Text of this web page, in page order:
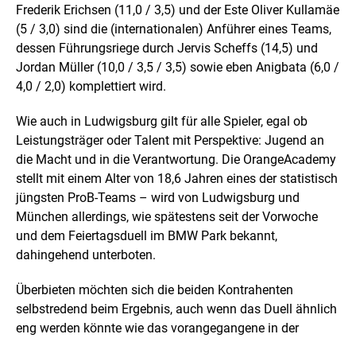
Frederik Erichsen (11,0 / 3,5) und der Este Oliver Kullamäe
(5 / 3,0) sind die (internationalen) Anführer eines Teams,
dessen Führungsriege durch Jervis Scheffs (14,5) und
Jordan Müller (10,0 / 3,5 / 3,5) sowie eben Anigbata (6,0 /
4,0 / 2,0) komplettiert wird.
Wie auch in Ludwigsburg gilt für alle Spieler, egal ob
Leistungsträger oder Talent mit Perspektive: Jugend an
die Macht und in die Verantwortung. Die OrangeAcademy
stellt mit einem Alter von 18,6 Jahren eines der statistisch
jüngsten ProB-Teams – wird von Ludwigsburg und
München allerdings, wie spätestens seit der Vorwoche
und dem Feiertagsduell im BMW Park bekannt,
dahingehend unterboten.
Überbieten möchten sich die beiden Kontrahenten
selbstredend beim Ergebnis, auch wenn das Duell ähnlich
eng werden könnte wie das vorangegangene in der